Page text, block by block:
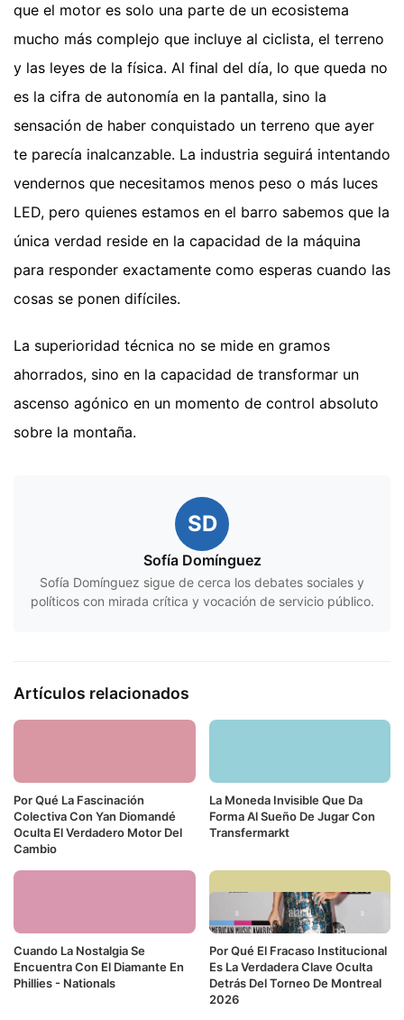
que el motor es solo una parte de un ecosistema
mucho más complejo que incluye al ciclista, el terreno
y las leyes de la física. Al final del día, lo que queda no
es la cifra de autonomía en la pantalla, sino la
sensación de haber conquistado un terreno que ayer
te parecía inalcanzable. La industria seguirá intentando
vendernos que necesitamos menos peso o más luces
LED, pero quienes estamos en el barro sabemos que la
única verdad reside en la capacidad de la máquina
para responder exactamente como esperas cuando las
cosas se ponen difíciles.
La superioridad técnica no se mide en gramos
ahorrados, sino en la capacidad de transformar un
ascenso agónico en un momento de control absoluto
sobre la montaña.
SD
Sofía Domínguez
Sofía Domínguez sigue de cerca los debates sociales y
políticos con mirada crítica y vocación de servicio público.
Artículos relacionados
Por Qué La Fascinación
Colectiva Con Yan Diomandé
Oculta El Verdadero Motor Del
Cambio
La Moneda Invisible Que Da
Forma Al Sueño De Jugar Con
Transfermarkt
Cuando La Nostalgia Se
Encuentra Con El Diamante En
Phillies - Nationals
Por Qué El Fracaso Institucional
Es La Verdadera Clave Oculta
Detrás Del Torneo De Montreal
2026